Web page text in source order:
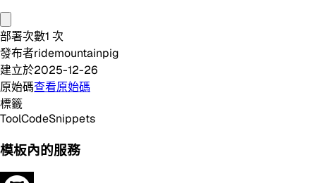
部署次數1 次
發布者ridemountainpig
建立於2025-12-26
原始碼查看原始碼
標籤
ToolCodeSnippets
模板內的服務